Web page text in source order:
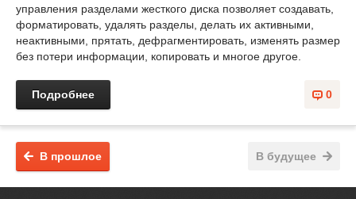
управления разделами жесткого диска позволяет создавать,
форматировать, удалять разделы, делать их активными,
неактивными, прятать, дефрагментировать, изменять размер
без потери информации, копировать и многое другое.
0
Подробнее
В будущее
В прошлое